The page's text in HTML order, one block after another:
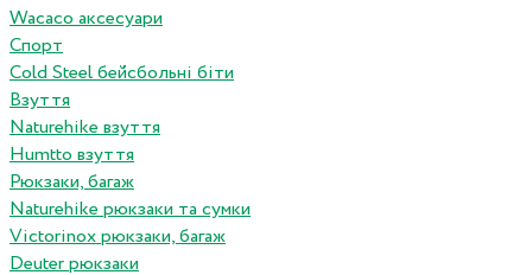
Wacaco аксесуари
Спорт
Cold Steel бейсбольні біти
Взуття
Naturehike взуття
Humtto взуття
Рюкзаки, багаж
Naturehike рюкзаки та сумки
Victorinox рюкзаки, багаж
Deuter рюкзаки